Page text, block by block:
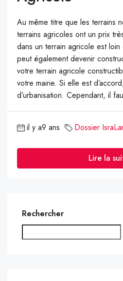
Au même titre que les terrains
terrains agricoles ont un prix
dans un terrain agricole est loin
peut également devenir
votre terrain agricole
votre mairie. Si elle est
d’urbanisation. Cependant, il
il y a9 ans Dossier
Lire la
Rechercher